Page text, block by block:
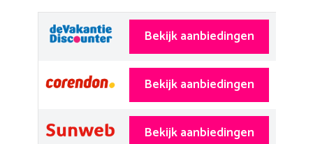
Bekijk aanbiedingen
Bekijk aanbiedingen
Bekijk aanbiedingen